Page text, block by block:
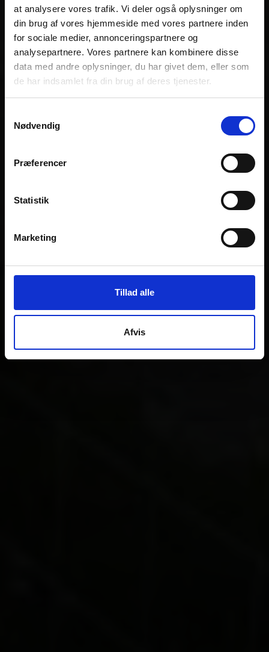
at analysere vores trafik. Vi deler også oplysninger om
din brug af vores hjemmeside med vores partnere inden
for sociale medier, annonceringspartnere og
analysepartnere. Vores partnere kan kombinere disse
data med andre oplysninger, du har givet dem, eller som
de har indsamlet fra din brug af deres tjenester.
Nødvendig
Præferencer
Statistik
Marketing
Tillad alle
Afvis